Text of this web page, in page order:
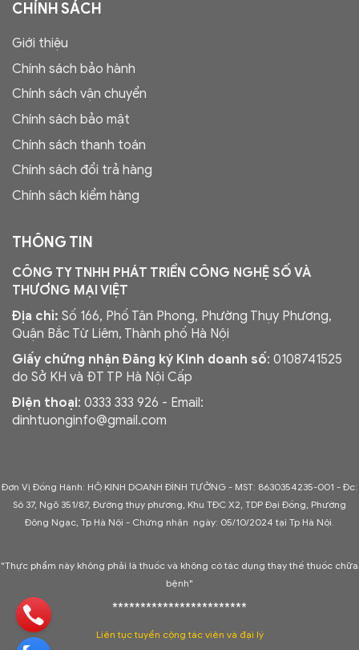
CHÍNH SÁCH
Giới thiệu
Chính sách bảo hành
Chính sách vận chuyển
Chính sách bảo mật
Chính sách thanh toán
Chính sách đổi trả hàng
Chính sách kiểm hàng
THÔNG TIN
CÔNG TY TNHH PHÁT TRIỂN CÔNG NGHỆ SỐ VÀ
THƯƠNG MẠI VIỆT
Địa chỉ: Số 166, Phố Tân Phong, Phường Thụy Phương,
Quận Bắc Từ Liêm, Thành phố Hà Nội
Giấy chứng nhận Đăng ký Kinh doanh số: 0108741525
do Sở KH và ĐT TP Hà Nội Cấp
Điện thoại: 0333 333 926 - Email:
dinhtuonginfo@gmail.com
Đơn Vị Đồng Hành: HỘ KINH DOANH ĐÌNH TƯỞNG - MST: 8630354235-001 - Đc:
Sô 37, Ngõ 351/87, Đường thụy phương, Khu TĐC X2, TDP Đại Đồng, Phường
Đông Ngạc, Tp Hà Nội - Chứng nhận ngày: 05/10/2024 tại Tp Hà Nội.
"Thực phẩm này không phải là thuốc và không có tác dụng thay thế thuốc chữa
bệnh"
************************
Liên tục tuyển cộng tác viên và đại lý